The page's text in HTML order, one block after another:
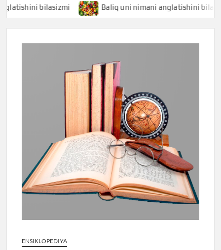
bilasizmi Baliq uni nimani anglatishini bilasizmi
ENSIKLOPEDIYA